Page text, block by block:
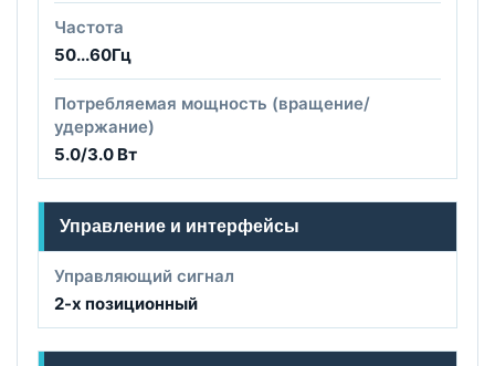
Частота
50...60Гц
Потребляемая мощность (вращение/
удержание)
5.0/3.0 Вт
Управление и интерфейсы
Управляющий сигнал
2-х позиционный